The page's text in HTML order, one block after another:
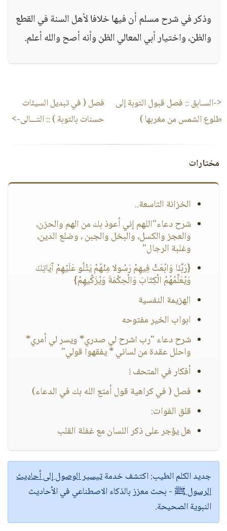
وذكر في شرح مسلم أن فيها خلافا لأهل السنة في القطع
والظن، واختيار أبي المعالي الظن وأنه أصح والله أعلم.
<-السـابق :: فصل قبول التوبة إلى
طلوع الشمس من مغربها )
فصل ( في تبديل السيئات
حسنات بالتوبة ) :: التـــالى->
مختارات
الخزانة التاسعة..
شرح دعاء"اللهم إني أعوذ بك من الهم والحزن،
والعجز والكسل، والبخل والجبن ، وضلع الدين،
وغلبة الرجال"
{رَبَّنَا وَابْعَثْ فِيهِمْ رَسُولا مِنْهُمْ يَتْلُو عَلَيْهِمْ آيَاتِكَ
وَيُعَلِّمُهُمُ الْكِتَابَ وَالْحِكْمَةَ وَيُزَكِّيهِمْ}
الهزيمة النفسية
ابواب الخير مفتوحه
شرح دعاء "رب اشرح لي صدري* ويسر لي أمري*
واحلل عقدة من لساني * يفقهوا قولي"
أفكار في المتحف !
فصل ( في كراهية قول أمتع الله بك في الدعاء)
قلق الفوات:
هل يؤجر على ذكر اللسان مع غفلة القلب
جديد الكلم الطيب:اكتشف خدمةتيسير الوصول إلى أحاديث
الرسول ﷺ - بحث معزز بالذكاء الاصطناعي في الأحاديث
النبوية الصحيحة.